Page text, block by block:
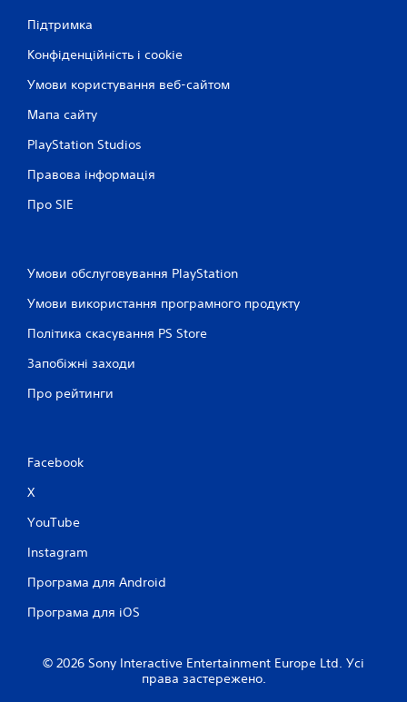
Підтримка
Конфіденційність і cookie
Умови користування веб-сайтом
Мапа сайту
PlayStation Studios
Правова інформація
Про SIE
Умови обслуговування PlayStation
Умови використання програмного продукту
Політика скасування PS Store
Запобіжні заходи
Про рейтинги
Facebook
X
YouTube
Instagram
Програма для Android
Програма для iOS
© 2026 Sony Interactive Entertainment Europe Ltd. Усі
права застережено.